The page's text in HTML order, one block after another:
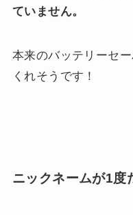
ていません。
本来のバッテリーセ
くれそうです！
ニックネームが1度